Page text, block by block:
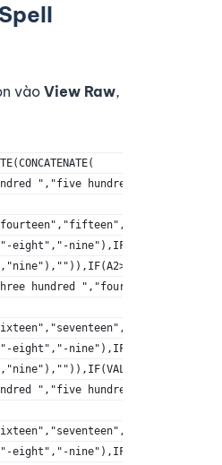
vào View Raw,
","five hundred ","six
hundred ","four hundred
","five hundred ","six